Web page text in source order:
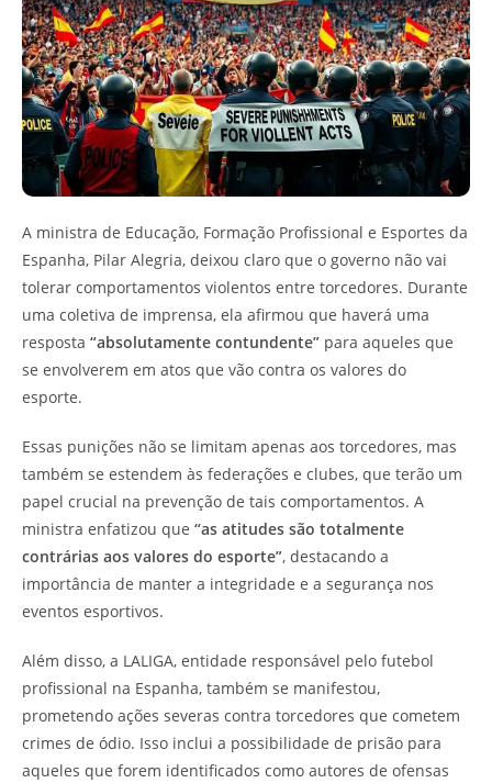
A ministra de Educação, Formação Profissional e Esportes da
Espanha, Pilar Alegria, deixou claro que o governo não vai
tolerar comportamentos violentos entre torcedores. Durante
uma coletiva de imprensa, ela afirmou que haverá uma
resposta “absolutamente contundente” para aqueles que
se envolverem em atos que vão contra os valores do
esporte.
Essas punições não se limitam apenas aos torcedores, mas
também se estendem às federações e clubes, que terão um
papel crucial na prevenção de tais comportamentos. A
ministra enfatizou que “as atitudes são totalmente
contrárias aos valores do esporte”, destacando a
importância de manter a integridade e a segurança nos
eventos esportivos.
Além disso, a LALIGA, entidade responsável pelo futebol
profissional na Espanha, também se manifestou,
prometendo ações severas contra torcedores que cometem
crimes de ódio. Isso inclui a possibilidade de prisão para
aqueles que forem identificados como autores de ofensas